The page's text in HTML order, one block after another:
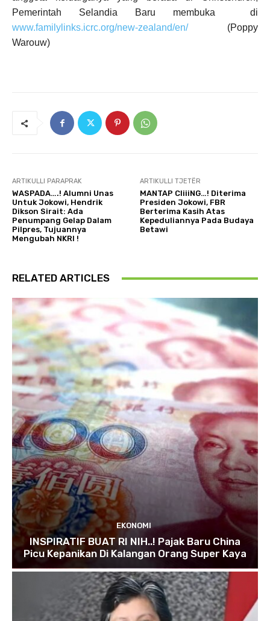
Pemerintah Selandia Baru membuka di
www.familylinks.icrc.org/new-zealand/en/(Poppy
Warouw)
ARTIKULLI PARAPRAK
WASPADA….! Alumni Unas
Untuk Jokowi, Hendrik
Dikson Sirait: Ada
Penumpang Gelap Dalam
Pilpres, Tujuannya
Mengubah NKRI !
ARTIKULLI TJETËR
MANTAP CIiiiNG…! Diterima
Presiden Jokowi, FBR
Berterima Kasih Atas
Kepeduliannya Pada Budaya
Betawi
RELATED ARTICLES
EKONOMI
INSPIRATIF BUAT RI NIH..! Pajak Baru China
Picu Kepanikan Di Kalangan Orang Super Kaya